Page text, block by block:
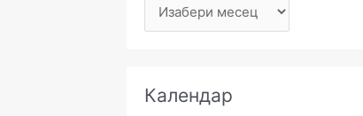
Календар